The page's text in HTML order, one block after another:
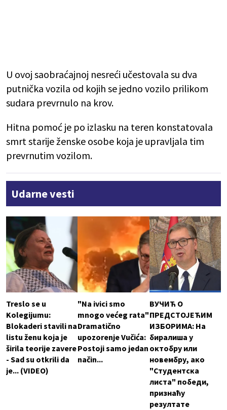
U ovoj saobraćajnoj nesreći učestovala su dva
putnička vozila od kojih se jedno vozilo prilikom
sudara prevrnulo na krov.
Hitna pomoć je po izlasku na teren konstatovala
smrt starije ženske osobe koja je upravljala tim
prevrnutim vozilom.
Udarne vesti
Treslo se u
Kolegijumu:
Blokaderi stavili na
listu ženu koja je
širila teorije zavere
- Sad su otkrili da
je... (VIDEO)
"Na ivici smo
mnogo većeg rata"
Dramatično
upozorenje Vučića:
Postoji samo jedan
način...
ВУЧИЋ О
ПРЕДСТОЈЕЋИМ
ИЗБОРИМА: На
биралиша у
октобру или
новембру, ако
"Студентска
листа" победи,
признаћу
резултате